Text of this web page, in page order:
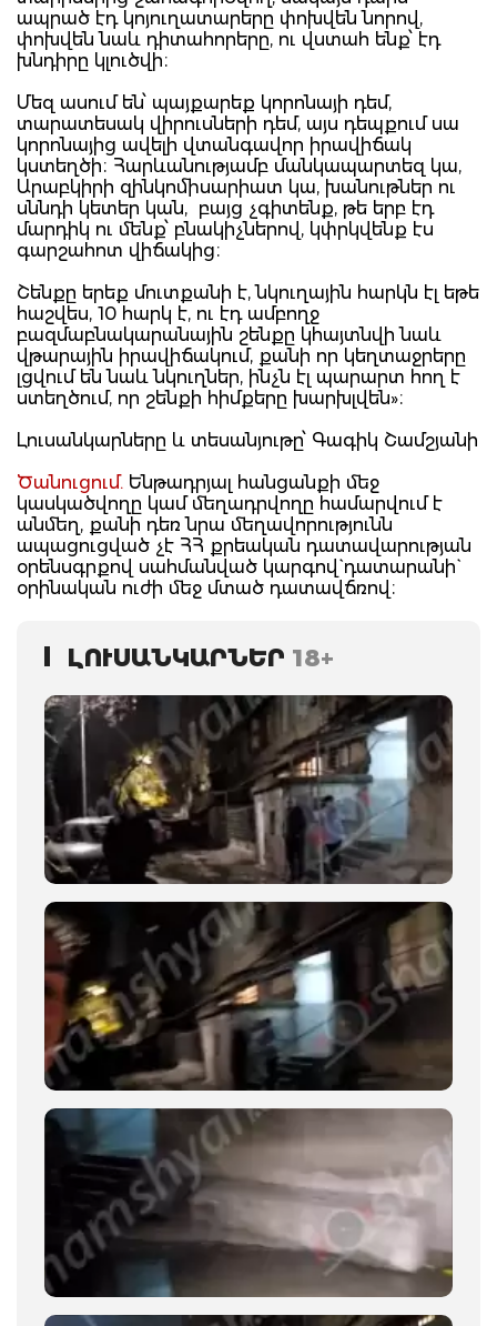
ապրած էդ կոյուղատարերը փոխվեն նորով,
փոխվեն նաև դիտահորերը, ու վստահ ենք՝ էդ
խնդիրը կլուծվի։
Մեզ ասում են՝ պայքարեք կորոնայի դեմ,
տարատեսակ վիրուսների դեմ, այս դեպքում սա
կորոնայից ավելի վտանգավոր իրավիճակ
կստեղծի։ Հարևանությամբ մանկապարտեզ կա,
Արաբկիրի զինկոմիսարիատ կա, խանութներ ու
սննդի կետեր կան, բայց չգիտենք, թե երբ էդ
մարդիկ ու մենք՝ բնակիչներով, կփրկվենք էս
գարշահոտ վիճակից։
Շենքը երեք մուտքանի է, նկուղային հարկն էլ եթե
հաշվես, 10 հարկ է, ու էդ ամբողջ
բազմաբնակարանային շենքը կհայտնվի նաև
վթարային իրավիճակում, քանի որ կեղտաջրերը
լցվում են նաև նկուղներ, ինչն էլ պարարտ հող է
ստեղծում, որ շենքի հիմքերը խարխլվեն»։
Լուսանկարները և տեսանյութը՝ Գագիկ Շամշյանի
Ծանուցում. Ենթադրյալ հանցանքի մեջ
կասկածվողը կամ մեղադրվողը համարվում է
անմեղ, քանի դեռ նրա մեղավորությունն
ապացուցված չէ ՀՀ քրեական դատավարության
օրենսգրքով սահմանված կարգով` դատարանի`
օրինական ուժի մեջ մտած դատավճռով։
ԼՈՒՍԱՆԿԱՐՆԵՐ 18+